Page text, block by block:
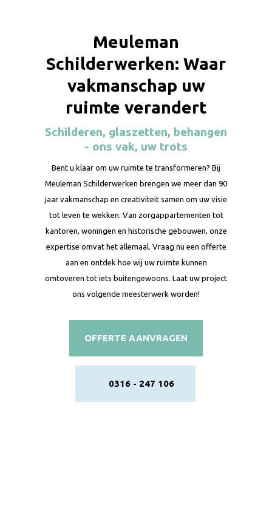
Meuleman
Schilderwerken: Waar
vakmanschap uw
ruimte verandert
Schilderen, glaszetten, behangen
- ons vak, uw trots
Bent u klaar om uw ruimte te transformeren? Bij
Meuleman Schilderwerken brengen we meer dan 90
jaar vakmanschap en creativiteit samen om uw visie
tot leven te wekken. Van zorgappartementen tot
kantoren, woningen en historische gebouwen, onze
expertise omvat het allemaal. Vraag nu een offerte
aan en ontdek hoe wij uw ruimte kunnen
omtoveren tot iets buitengewoons. Laat uw project
ons volgende meesterwerk worden!
OFFERTE AANVRAGEN
0316 - 247 106